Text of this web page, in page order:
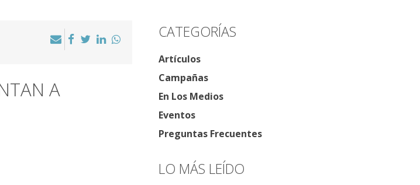
A
CATEGORÍAS
Artículos
Campañas
En Los Medios
Eventos
Preguntas Frecuentes
LO MÁS LEÍDO